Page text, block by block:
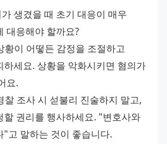
생겼을 때 초기 대응이 매우
대응해야 할까요?
황이 어떻든 감정을 조절하고
하세요. 상황을 악화시키면 혐의가
요.
찰 조사 시 섣불리 진술하지 말고,
할 권리를 행사하세요. "변호사와
"고 말하는 것이 좋습니다.